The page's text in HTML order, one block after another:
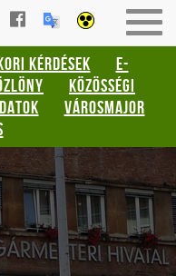
KÉRDÉSEK
E-
KÖZÖSSÉGI
VÁROSMAJOR